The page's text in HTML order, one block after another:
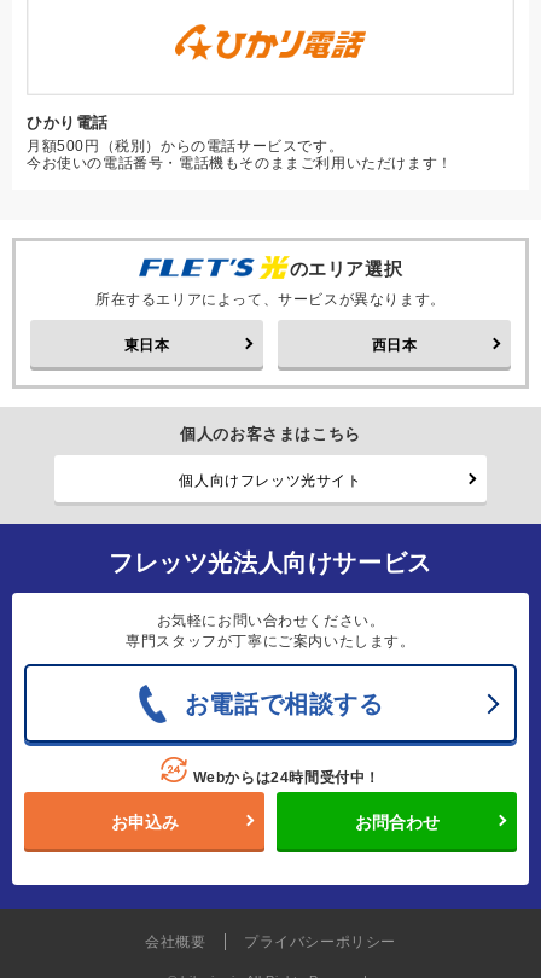
ひかり電話
月額500円（税別）からの電話サービスです。
今お使いの電話番号・電話機もそのままご利用いただけます！
のエリア選択
所在するエリアによって、サービスが異なります。
東日本 西日本
個人のお客さまはこちら
個人向けフレッツ光サイト
フレッツ光法人向けサービス
お気軽にお問い合わせください。
専門スタッフが丁寧にご案内いたします。
お電話で相談する
Webからは24時間受付中！
お申込み お問合わせ
会社概要 プライバシーポリシー